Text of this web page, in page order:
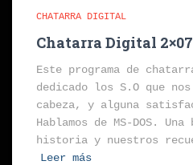
CHATARRA DIGITAL
Chatarra Digital
Este programa de
dedicado los S.O que
cabeza, y alguna
Hablamos de MS-DOS.
historia y nuestros
Leer más